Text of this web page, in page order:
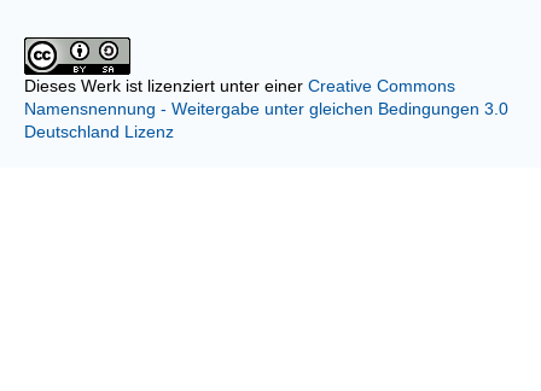
Dieses Werk ist lizenziert unter einer Creative Commons
Namensnennung - Weitergabe unter gleichen Bedingungen 3.0
Deutschland Lizenz